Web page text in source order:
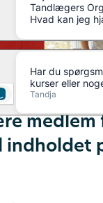
medlem
indholdet